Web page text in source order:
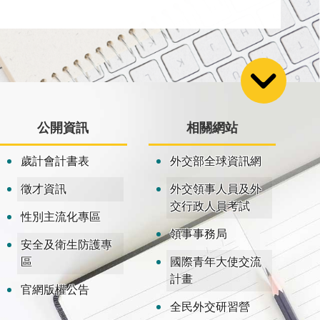
公開資訊
歲計會計書表
徵才資訊
性別主流化專區
安全及衛生防護專
區
官網版權公告
相關網站
外交部全球資訊網
外交領事人員及外
交行政人員考試
領事事務局
國際青年大使交流
計畫
全民外交研習營